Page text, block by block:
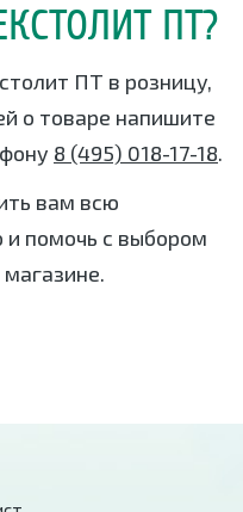
ПТ?
ПТ в розницу,
о товаре напишите
8 (495) 018-17-18.
вам всю
помочь с выбором